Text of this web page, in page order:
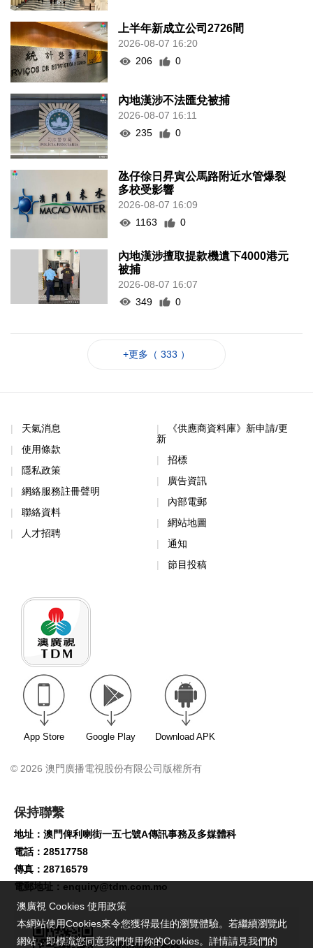
上半年新成立公司2726間
2026-08-07 16:20
206
0
內地漢涉不法匯兌被捕
2026-08-07 16:11
235
0
氹仔徐日昇寅公馬路附近水管爆裂
多校受影響
2026-08-07 16:09
1163
0
內地漢涉擅取提款機遺下4000港元
被捕
2026-08-07 16:07
349
0
+更多（ 333 ）
天氣消息
使用條款
隱私政策
網絡服務註冊聲明
聯絡資料
人才招聘
《供應商資料庫》新申請/更
新
招標
廣告資訊
內部電郵
網站地圖
通知
節目投稿
App Store Google Play Download APK
© 2026 澳門廣播電視股份有限公司版權所有
保持聯繫
地址：澳門俾利喇街一五七號A傳訊事務及多媒體科
電話：28517758
傳真：28716579
電郵地址： enquiry@tdm.com.mo
澳廣視 Cookies 使用政策
本網站使用Cookies來令您獲得最佳的瀏覽體驗。若繼續瀏覽此
網站，即標識您同意我們使用你的Cookies。詳情請見我們的